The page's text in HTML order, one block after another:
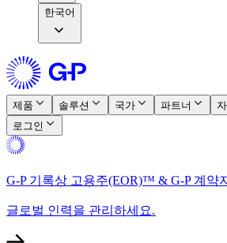
한국어
제품​​ 솔루션​​ 국가​​ 파트너​​
로그인​​
G-P 기록상 고용주(EOR)™ & G-P 계약
글로벌 인력을 관리하세요.​​